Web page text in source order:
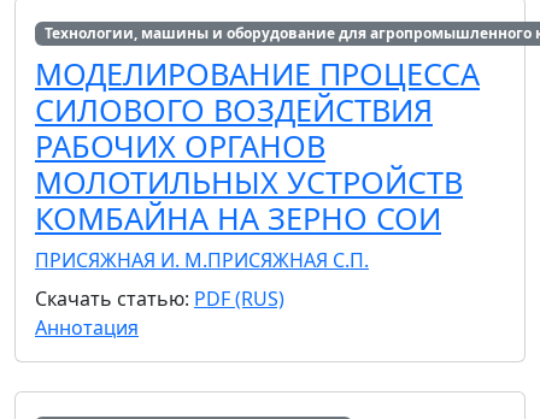
Технологии, машины и оборудование для агропромышленного
МОДЕЛИРОВАНИЕ ПРОЦЕССА
СИЛОВОГО ВОЗДЕЙСТВИЯ
РАБОЧИХ ОРГАНОВ
МОЛОТИЛЬНЫХ УСТРОЙСТВ
КОМБАЙНА НА ЗЕРНО СОИ
ПРИСЯЖНАЯ И. М.ПРИСЯЖНАЯ С.П.
Скачать статью: PDF (RUS)
Аннотация